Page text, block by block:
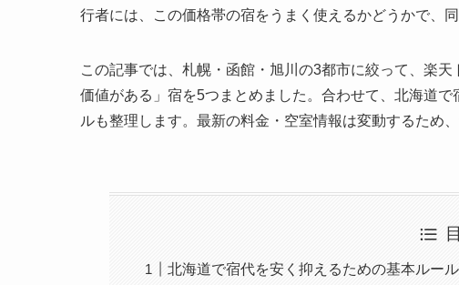
行者には、この価格帯の宿をうまく使えるかどうかで、
この記事では、札幌・函館・旭川の3都市に絞って、楽
価値がある」宿を5つまとめました。合わせて、北海道
ルも整理します。最新の料金・空室情報は変動するため
北海道で宿代を安く抑えるための基本ルール